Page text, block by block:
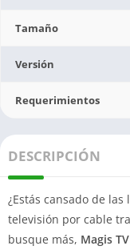
Tamaño
Versión
Requerimientos
DESCRIPCIÓN
¿Estás cansado de
televisión por cable
busque más, Magis